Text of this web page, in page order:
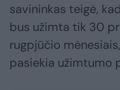
savininkas teigė,
bus užimta tik 30
rugpjūčio
pasiekia užimtumo